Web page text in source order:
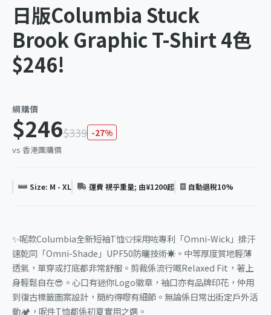
日版Columbia Stuck
Brook Graphic T-Shirt 4色
$246!
網購價
$246$339 -27%
vs 香港團購價
Size: M - XL 運費 視乎重量; 由¥1200起 自動退稅10%
✨呢款Columbia全新短袖T恤👕採用咗專利「Omni-Wick」排汗
速乾同「Omni-Shade」UPF50防曬技術☀️。中等厚度質地輕薄
透氣，單穿或打底都非常舒服。剪裁係流行嘅Relaxed Fit，著上
身輕鬆自在😎。心口有迷你Logo徽章，袖口亦有品牌印花，仲用
到復古標籤圖案設計，簡約得嚟有細節。無論係日常出街定戶外活
動🏕️，呢件T恤都係初夏實用之選。